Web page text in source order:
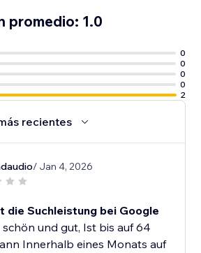
promedio: 1.0
0
0
0
0
2
recientes
/ Jan 4, 2026
die Suchleistung bei Google
und gut, Ist bis auf 64
Innerhalb eines Monats auf